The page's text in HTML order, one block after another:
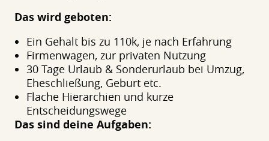
Das wird geboten:
Ein Gehalt bis zu 110k, je nach Erfahrung
Firmenwagen, zur privaten Nutzung
30 Tage Urlaub & Sonderurlaub bei Umzug,
Eheschließung, Geburt etc.
Flache Hierarchien und kurze
Entscheidungswege
Das sind deine Aufgaben: